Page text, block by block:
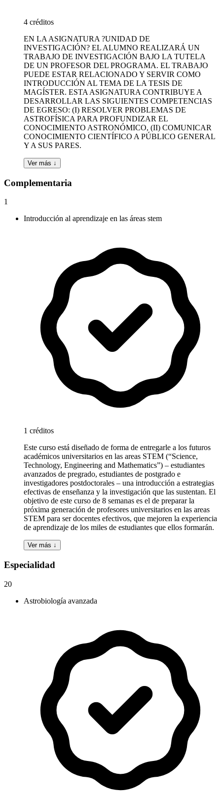
4 créditos
EN LA ASIGNATURA ?UNIDAD DE
INVESTIGACIÓN? EL ALUMNO REALIZARÁ UN
TRABAJO DE INVESTIGACIÓN BAJO LA TUTELA
DE UN PROFESOR DEL PROGRAMA. EL TRABAJO
PUEDE ESTAR RELACIONADO Y SERVIR COMO
INTRODUCCIÓN AL TEMA DE LA TESIS DE
MAGÍSTER. ESTA ASIGNATURA CONTRIBUYE A
DESARROLLAR LAS SIGUIENTES COMPETENCIAS
DE EGRESO: (I) RESOLVER PROBLEMAS DE
ASTROFÍSICA PARA PROFUNDIZAR EL
CONOCIMIENTO ASTRONÓMICO, (II) COMUNICAR
CONOCIMIENTO CIENTÍFICO A PÚBLICO GENERAL
Y A SUS PARES.
Ver más ↓
Complementaria
1
Introducción al aprendizaje en las áreas stem
1 créditos
Este curso está diseñado de forma de entregarle a los futuros
académicos universitarios en las areas STEM (“Science,
Technology, Engineering and Mathematics”) – estudiantes
avanzados de pregrado, estudiantes de postgrado e
investigadores postdoctorales – una introducción a estrategias
efectivas de enseñanza y la investigación que las sustentan. El
objetivo de este curso de 8 semanas es el de preparar la
próxima generación de profesores universitarios en las areas
STEM para ser docentes efectivos, que mejoren la experiencia
de aprendizaje de los miles de estudiantes que ellos formarán.
Ver más ↓
Especialidad
20
Astrobiología avanzada